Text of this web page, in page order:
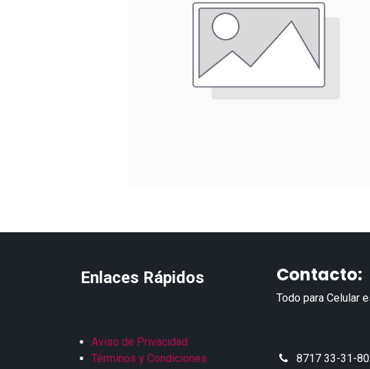
Enlaces Rápidos Contacto:
Todo para Celular
Aviso de Privacidad
Términos y Condiciones
8717 33-31-80